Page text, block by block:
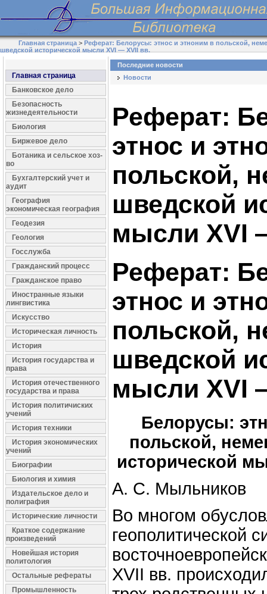
Главная страница >Реферат: Белорусы: этнос и этноним в польской,
шведской исторической мысли XVI — XVII вв.
Главная страница
Банковское дело
Безопасность
жизнедеятельности
Биология
Биржевое дело
Ботаника и сельское хоз-
во
Бухгалтерский учет и
аудит
География
экономическая география
Геодезия
Геология
Госслужба
Гражданский процесс
Гражданское право
Иностранные языки
лингвистика
Искусство
Историческая личность
История
История государства и
права
История отечественного
государства и права
История политичиских
учений
История техники
История экономических
учений
Биографии
Биология и химия
Издательское дело и
полиграфия
Исторические личности
Краткое содержание
произведений
Новейшая история
политология
Остальные рефераты
Промышленность
Последние новости
Новости
Реферат:
этнос и
польской,
шведской
мысли XVI
Реферат:
этнос и
польской,
шведской
мысли XVI
Белорусы:
польской,
исторической
А. С. Мыльников
Во многом
геополитической
ХVII вв.